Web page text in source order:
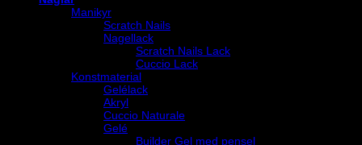
Manikyr
Scratch Nails
Nagellack
Scratch Nails Lack
Cuccio Lack
Konstmaterial
Gelélack
Akryl
Cuccio Naturale
Gelé
Builder Gel med pensel